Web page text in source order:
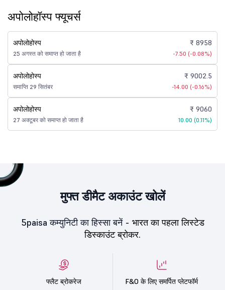
अपोलोहॉस्प फ्यूचर्स
अपोलोहोस्प
25 अगस्त को समाप्त हो जाता है
₹ 8958
-7.50 (-0.08%)
अपोलोहोस्प
समाप्ति 29 सितंबर
₹ 9002.5
-14.00 (-0.16%)
अपोलोहोस्प
27 अक्टूबर को समाप्त हो जाता है
₹ 9060
10.00 (0.11%)
मुफ्त डीमैट अकाउंट खोलें
5paisa कम्युनिटी का हिस्सा बनें - भारत का पहला लिस्टेड
डिस्काउंट ब्रोकर.
फ्लैट ब्रोकरेज F&O के लिए समर्पित प्लेटफॉर्म